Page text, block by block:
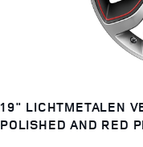
19" LICHTMETALEN
POLISHED AND RED